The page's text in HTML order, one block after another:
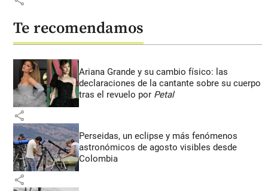
Te recomendamos
Ariana Grande y su cambio físico: las
declaraciones de la cantante sobre su cuerpo
tras el revuelo por Petal
share
Perseidas, un eclipse y más fenómenos
astronómicos de agosto visibles desde
Colombia
share